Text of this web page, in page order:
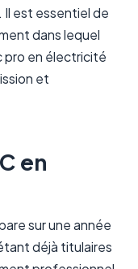
est essentiel de
dans lequel
pro en électricité
et
en
sur une année
déjà titulaires